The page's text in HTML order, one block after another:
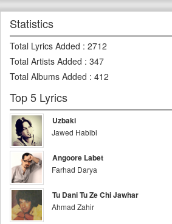
Statistics
Total Lyrics Added : 2712
Total Artists Added : 347
Total Albums Added : 412
Top 5 Lyrics
Uzbaki
Jawed Habibi
Angoore Labet
Farhad Darya
Tu Dani Tu Ze Chi Jawhar
Ahmad Zahir